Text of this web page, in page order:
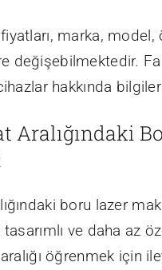
marka, model,
değişebilmektedir.
hakkında
Aralığındaki
boru lazer
ve daha az
öğrenmek için